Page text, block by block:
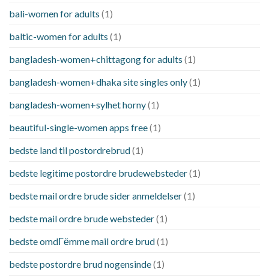
bali-women for adults (1)
baltic-women for adults (1)
bangladesh-women+chittagong for adults (1)
bangladesh-women+dhaka site singles only(1)
bangladesh-women+sylhet horny(1)
beautiful-single-women apps free(1)
bedste land til postordrebrud(1)
bedste legitime postordre brudewebsteder(1)
bedste mail ordre brude sider anmeldelser(1)
bedste mail ordre brude websteder(1)
bedste omdГёmme mail ordre brud(1)
bedste postordre brud nogensinde(1)